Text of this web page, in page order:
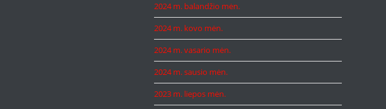
2024 m. balandžio mėn.
2024 m. kovo mėn.
2024 m. vasario mėn.
2024 m. sausio mėn.
2023 m. liepos mėn.